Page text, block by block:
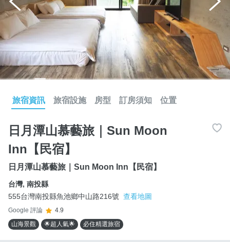
旅宿資訊 旅宿設施 房型 訂房須知 位置
日月潭山慕藝旅｜Sun Moon
Inn【民宿】
日月潭山慕藝旅｜Sun Moon Inn【民宿】
台灣, 南投縣
555台灣南投縣魚池鄉中山路216號 查看地圖
Google 評論
4.9
山海景觀
🌟超人氣🌟 必住精選旅宿